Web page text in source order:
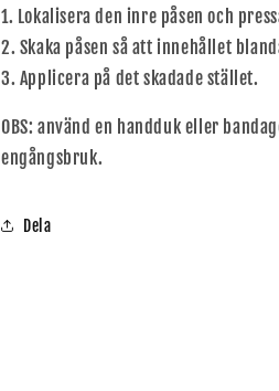
1. Lokalisera den inre påsen och
2. Skaka påsen så att innehållet
3. Applicera på det skadade stället.
OBS: använd en handduk eller
engångsbruk.
Dela